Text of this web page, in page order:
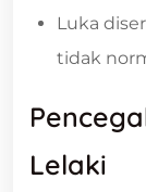
Luka
tidak
Lelaki